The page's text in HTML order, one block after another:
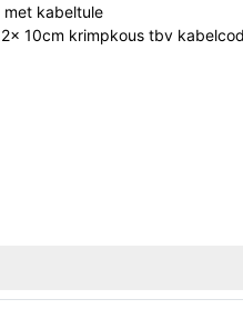
met kabeltule
10cm krimpkous tbv